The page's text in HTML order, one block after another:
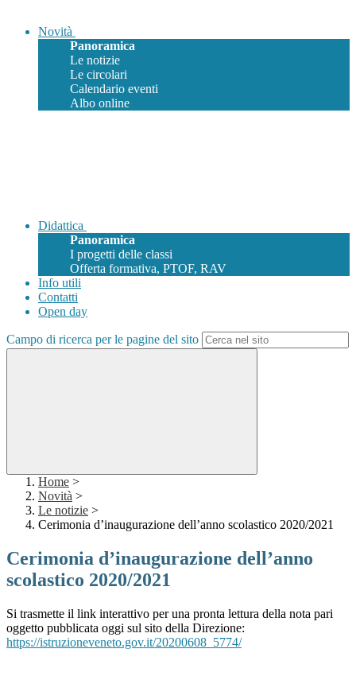
Novità
Panoramica
Le notizie
Le circolari
Calendario eventi
Albo online
Didattica
Panoramica
I progetti delle classi
Offerta formativa, PTOF, RAV
Info utili
Contatti
Open day
Campo di ricerca per le pagine del sito
Home >
Novità >
Le notizie >
Cerimonia d’inaugurazione dell’anno scolastico 2020/2021
Cerimonia d’inaugurazione dell’anno
scolastico 2020/2021
Si trasmette il link interattivo per una pronta lettura della nota pari
oggetto pubblicata oggi sul sito della Direzione:
https://istruzioneveneto.gov.it/20200608_5774/